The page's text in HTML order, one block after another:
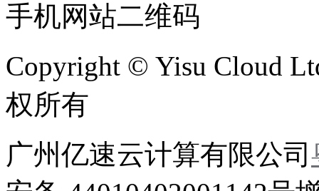
手机网站二维码
Copyright © Yisu Cloud
权所有
广州亿速云计算有限公司